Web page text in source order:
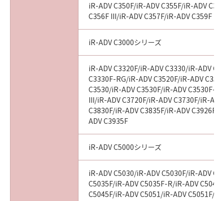
iR-ADV C350F/iR-ADV C355F/iR-ADV
C356F III/iR-ADV C357F/iR-ADV C359F
iR-ADV C3000シリーズ
iR-ADV C3320F/iR-ADV C3330/iR-ADV
C3330F-RG/iR-ADV C3520F/iR-ADV
C3530/iR-ADV C3530F/iR-ADV C3530F-
III/iR-ADV C3720F/iR-ADV C3730F/iR-
C3830F/iR-ADV C3835F/iR-ADV C3926F/
ADV C3935F
iR-ADV C5000シリーズ
iR-ADV C5030/iR-ADV C5030F/iR-ADV
C5035F/iR-ADV C5035F-R/iR-ADV
C5045F/iR-ADV C5051/iR-ADV C5051F/